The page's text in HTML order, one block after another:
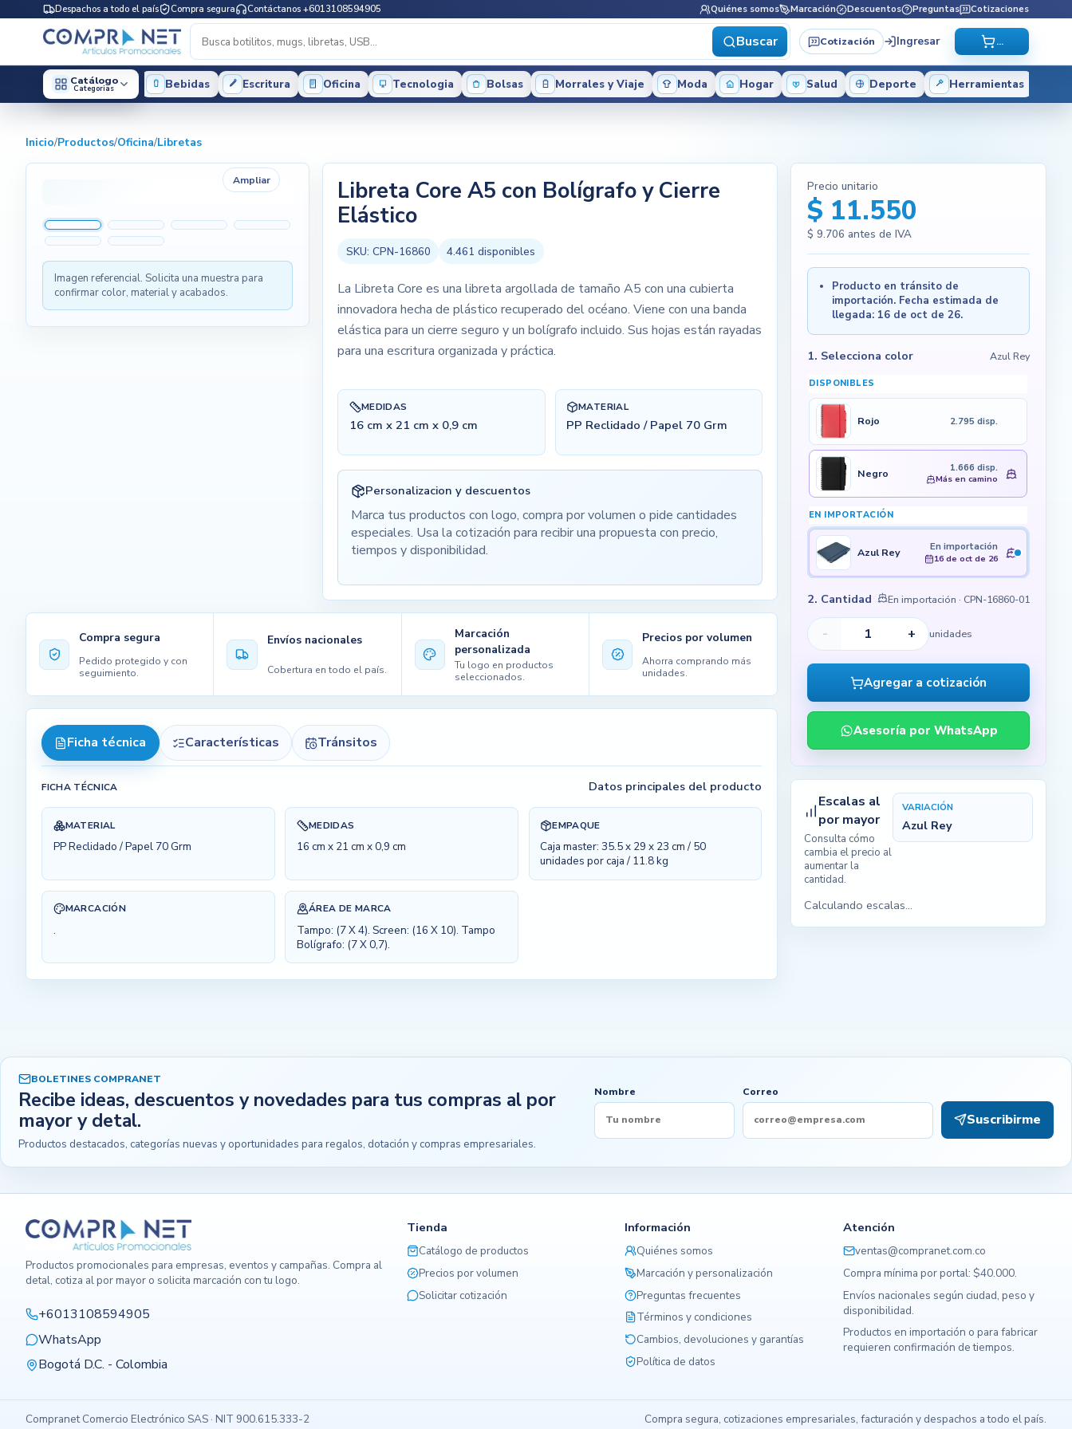
Despachos a todo el país Compra segura Contáctanos +6013108594905 Quiénes somos Marcación Descuentos Preguntas Cotizaciones
Buscar Cotización Ingresar ...
Catálogo
Categorias Bebidas Escritura Oficina Tecnologia Bolsas Morrales y Viaje Moda Hogar Salud Deporte Herramientas
Inicio/Productos/Oficina/Libretas
Ampliar
Imagen referencial. Solicita una muestra para
confirmar color, material y acabados.
Libreta Core A5 con Bolígrafo y Cierre
Elástico
SKU: CPN-16860 4.461 disponibles
La Libreta Core es una libreta argollada de tamaño A5 con una cubierta
innovadora hecha de plástico recuperado del océano. Viene con una banda
elástica para un cierre seguro y un bolígrafo incluido. Sus hojas están rayadas
para una escritura organizada y práctica.
MEDIDAS
16 cm x 21 cm x 0,9 cm
MATERIAL
PP Reclidado / Papel 70 Grm
Personalizacion y descuentos
Marca tus productos con logo, compra por volumen o pide cantidades
especiales. Usa la cotización para recibir una propuesta con precio,
tiempos y disponibilidad.
Compra segura
Pedido protegido y con
seguimiento.
Envíos nacionales
Cobertura en todo el país.
Marcación
personalizada
Tu logo en productos
seleccionados.
Precios por volumen
Ahorra comprando más
unidades.
Ficha técnica Características Tránsitos
FICHA TÉCNICA Datos principales del producto
MATERIAL
PP Reclidado / Papel 70 Grm
MEDIDAS
16 cm x 21 cm x 0,9 cm
EMPAQUE
Caja master: 35.5 x 29 x 23 cm / 50
unidades por caja / 11.8 kg
MARCACIÓN
.
ÁREA DE MARCA
Tampo: (7 X 4). Screen: (16 X 10). Tampo
Bolígrafo: (7 X 0,7).
Precio unitario
$ 11.550
$ 9.706 antes de IVA
Producto en tránsito de
importación. Fecha estimada de
llegada: 16 de oct de 26.
1. Selecciona color Azul Rey
DISPONIBLES
Rojo 2.795 disp.
Negro 1.666 disp.
Más en camino
EN IMPORTACIÓN
Azul Rey En importación
16 de oct de 26
2. Cantidad En importación · CPN-16860-01
- + unidades
Agregar a cotización
Asesoría por WhatsApp
Escalas al
por mayor
Consulta cómo
cambia el precio al
aumentar la
cantidad.
VARIACIÓN
Azul Rey
Calculando escalas...
BOLETINES COMPRANET
Recibe ideas, descuentos y novedades para tus compras al por
mayor y detal.
Productos destacados, categorías nuevas y oportunidades para regalos, dotación y compras empresariales.
Nombre Correo
Suscribirme
Productos promocionales para empresas, eventos y campañas. Compra al
detal, cotiza al por mayor o solicita marcación con tu logo.
+6013108594905
WhatsApp
Bogotá D.C. - Colombia
Tienda
Catálogo de productos
Precios por volumen
Solicitar cotización
Información
Quiénes somos
Marcación y personalización
Preguntas frecuentes
Términos y condiciones
Cambios, devoluciones y garantías
Política de datos
Atención
ventas@compranet.com.co
Compra mínima por portal: $40.000.
Envíos nacionales según ciudad, peso y
disponibilidad.
Productos en importación o para fabricar
requieren confirmación de tiempos.
Compranet Comercio Electrónico SAS · NIT 900.615.333-2 Compra segura, cotizaciones empresariales, facturación y despachos a todo el país.